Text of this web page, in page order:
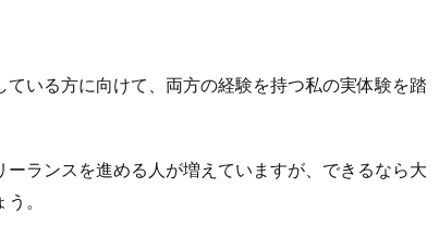
いる方に向けて、両方の経験を持つ私の実体験を踏
ランスを進める人が増えていますが、できるなら大
。